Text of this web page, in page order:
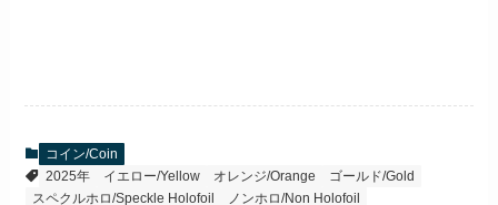
コイン/Coin
2025年
イエロー/Yellow オレンジ/Orange
ゴールド/Gold
スペクルホロ/Speckle Holofoil
ノンホロ/Non Holofoil